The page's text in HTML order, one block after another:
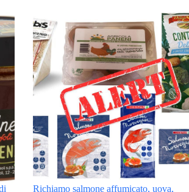
Richiamo salmone affumicato, uova,